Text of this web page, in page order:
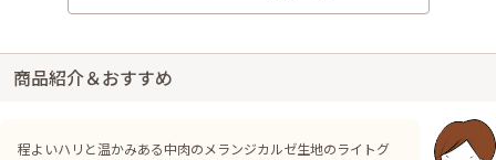
商品紹介＆おすすめ
程よいハリと温かみある中肉のメランジカルゼ生地のライトグ